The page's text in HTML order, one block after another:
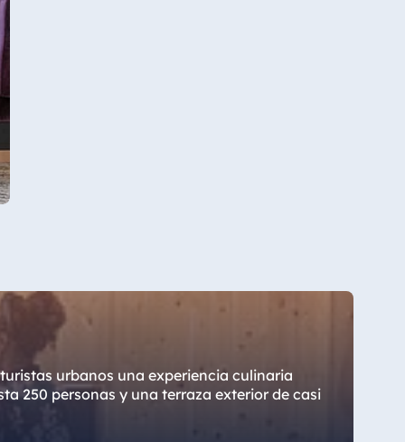
urbanos una experiencia culinaria
250 personas y una terraza exterior de casi